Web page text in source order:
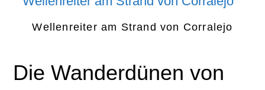
Wellenreiter am Strand von Corralejo
Die Wanderdünen von